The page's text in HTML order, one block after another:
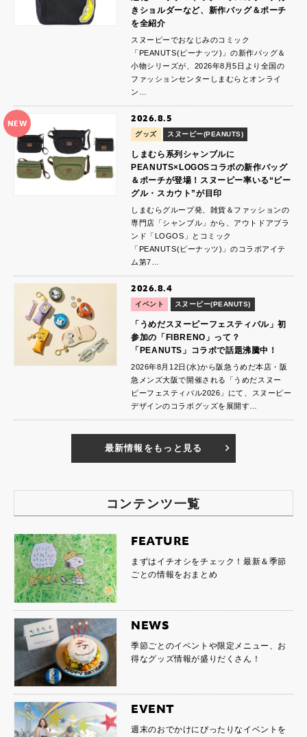
きショルダーなど、新作バッグ＆ポーチ
を全紹介
スヌーピーでおなじみのコミック
「PEANUTS(ピーナッツ)」の新作バッグ＆
小物シリーズが、2026年8月5日より全国の
ファッションセンターしまむらとオンライ
ン…
NEW 2026.8.5
グッズ スヌーピー(PEANUTS)
しまむら系列シャンブルに
PEANUTS×LOGOSコラボの新作バッグ
＆ポーチが登場！スヌーピー率いる“ビー
グル・スカウト”が目印
しまむらグループ発、雑貨＆ファッションの
専門店「シャンブル」から、アウトドアブラ
ンド「LOGOS」とコミック
「PEANUTS(ピーナッツ)」のコラボアイテ
ム第7…
2026.8.4
イベント スヌーピー(PEANUTS)
「うめだスヌーピーフェスティバル」初
参加の「FIBRENO」って？
「PEANUTS」コラボで話題沸騰中！
2026年8月12日(水)から阪急うめだ本店・阪
急メンズ大阪で開催される「うめだスヌー
ピーフェスティバル2026」にて、スヌーピー
デザインのコラボグッズを展開す…
最新情報をもっと見る
コンテンツ一覧
FEATURE
まずはイチオシをチェック！最新＆季節
ごとの情報をおまとめ
NEWS
季節ごとのイベントや限定メニュー、お
得なグッズ情報が盛りだくさん！
EVENT
週末のおでかけにぴったりなイベントを